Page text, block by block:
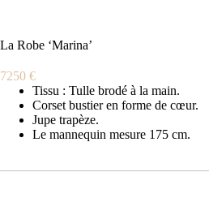
La Robe ‘Marina’
7250 €
Tissu : Tulle brodé à la main.
Corset bustier en forme de cœur.
Jupe trapèze.
Le mannequin mesure 175 cm.